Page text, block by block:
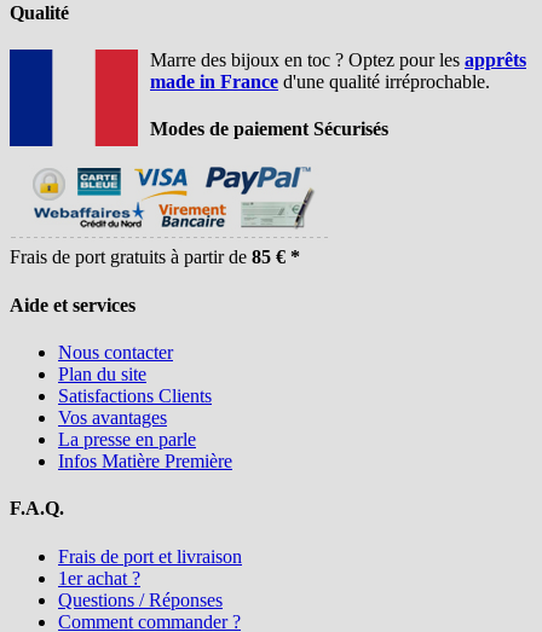
Qualité
Marre des bijoux en toc ? Optez pour les apprêts
made in France d'une qualité irréprochable.
Modes de paiement Sécurisés
Frais de port gratuits à partir de 85 € *
Aide et services
Nous contacter
Plan du site
Satisfactions Clients
Vos avantages
La presse en parle
Infos Matière Première
F.A.Q.
Frais de port et livraison
1er achat ?
Questions / Réponses
Comment commander ?